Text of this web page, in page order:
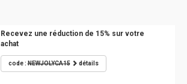
Recevez une réduction de 15% sur votre
achat
code :NEWJOLYCA15 détails